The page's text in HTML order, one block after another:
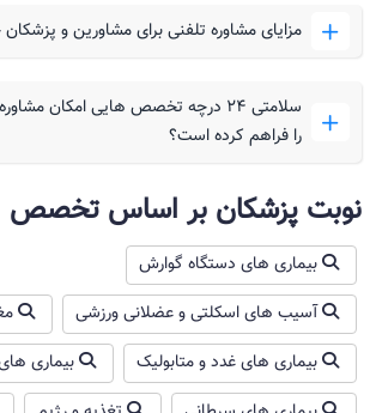
مزایای مشاوره تلفنی برای مشاورین و
سلامتی ۲۴ درچه تخصص هایی امکان
را فراهم کرده است؟
نوبت پزشکان بر اساس تخصص
بیماری های دستگاه گوارش
آسیب های اسکلتی و عضلانی ورزشی
بیماری های غدد و متابولیک
بیماری